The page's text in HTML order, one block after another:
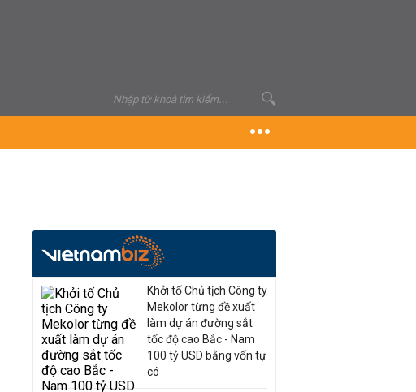
Khởi tố Chủ tịch Công ty
Mekolor từng đề xuất
làm dự án đường sắt
tốc độ cao Bắc - Nam
100 tỷ USD bằng vốn tự
có